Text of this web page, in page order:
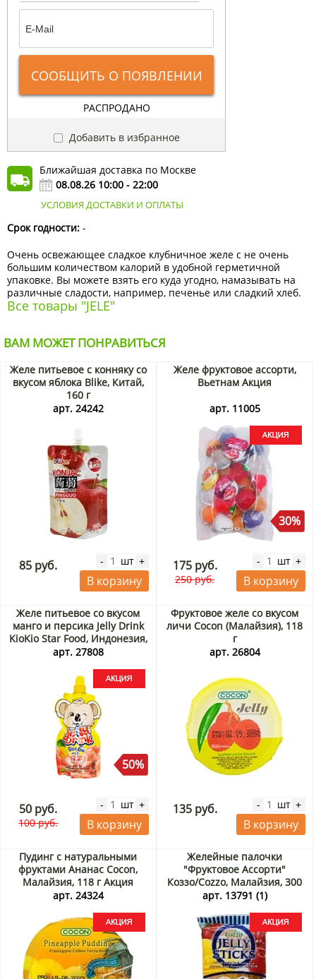
СООБЩИТЬ О ПОЯВЛЕНИИ
РАСПРОДАНО
Добавить в избранное
Ближайшая доставка по Москве
08.08.26 10:00 - 22:00
УСЛОВИЯ ДОСТАВКИ И ОПЛАТЫ
Срок годности: -
Очень освежающее сладкое клубничное желе с не очень
большим количеством калорий в удобной герметичной
упаковке. Вы можете взять его куда угодно, намазывать на
различные сладости, например, печенье или сладкий хлеб.
Все товары "JELE"
ВАМ МОЖЕТ ПОНРАВИТЬСЯ
Желе питьевое с конняку со
вкусом яблока Blike, Китай,
160 г
арт. 24242
85 руб. - шт +
В корзину
Желе фруктовое ассорти,
Вьетнам Акция
арт. 11005
30%
175 руб.
250 руб.
- шт +
В корзину
Желе питьевое со вкусом
манго и персика Jelly Drink
KioKio Star Food, Индонезия,
70 мл Акция
арт. 27808
50%
50 руб.
100 руб.
- шт +
В корзину
Фруктовое желе со вкусом
личи Cocon (Малайзия), 118
г
арт. 26804
135 руб. - шт +
В корзину
Пудинг с натуральными
фруктами Ананас Cocon,
Малайзия, 118 г Акция
арт. 24324
Желейные палочки
"Фруктовое Ассорти"
Коззо/Cozzo, Малайзия, 300
г Акция
арт. 13791 (1)